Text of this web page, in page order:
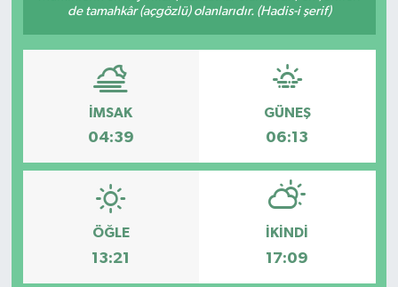
de tamahkâr (açgözlü) olanlarıdır. (Hadis-i şerif)
İMSAK
04:39
GÜNEŞ
06:13
ÖĞLE
13:21
İKINDI
17:09